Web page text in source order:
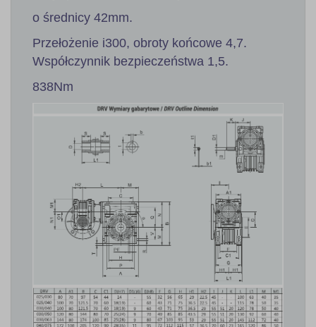
o średnicy 42mm.
Przełożenie i300, obroty końcowe 4,7.
Współczynnik bezpieczeństwa 1,5.
838Nm